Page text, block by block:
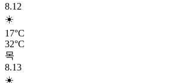
8.12
☀️
17°C
32°C
목
8.13
☀️